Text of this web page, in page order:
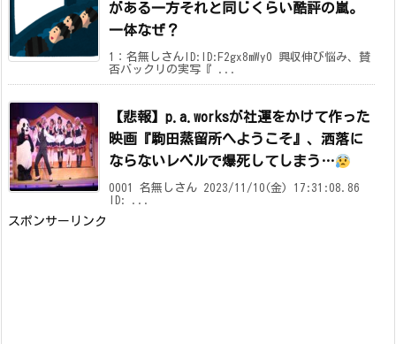
がある一方それと同じくらい酷評の嵐。
一体なぜ？
1：名無しさんID:ID:F2gx8mWy0 興収伸び悩み、賛
否バックリの実写『 ...
【悲報】p.a.worksが社運をかけて作った
映画『駒田蒸留所へようこそ』、洒落に
ならないレベルで爆死してしまう…
0001 名無しさん 2023/11/10(金) 17:31:08.86
ID: ...
スポンサーリンク